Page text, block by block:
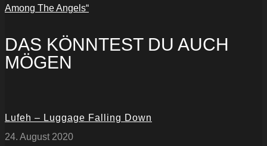
Among The Angels“
DAS KÖNNTEST DU AUCH
MÖGEN
Lufeh – Luggage Falling Down
24. August 2020